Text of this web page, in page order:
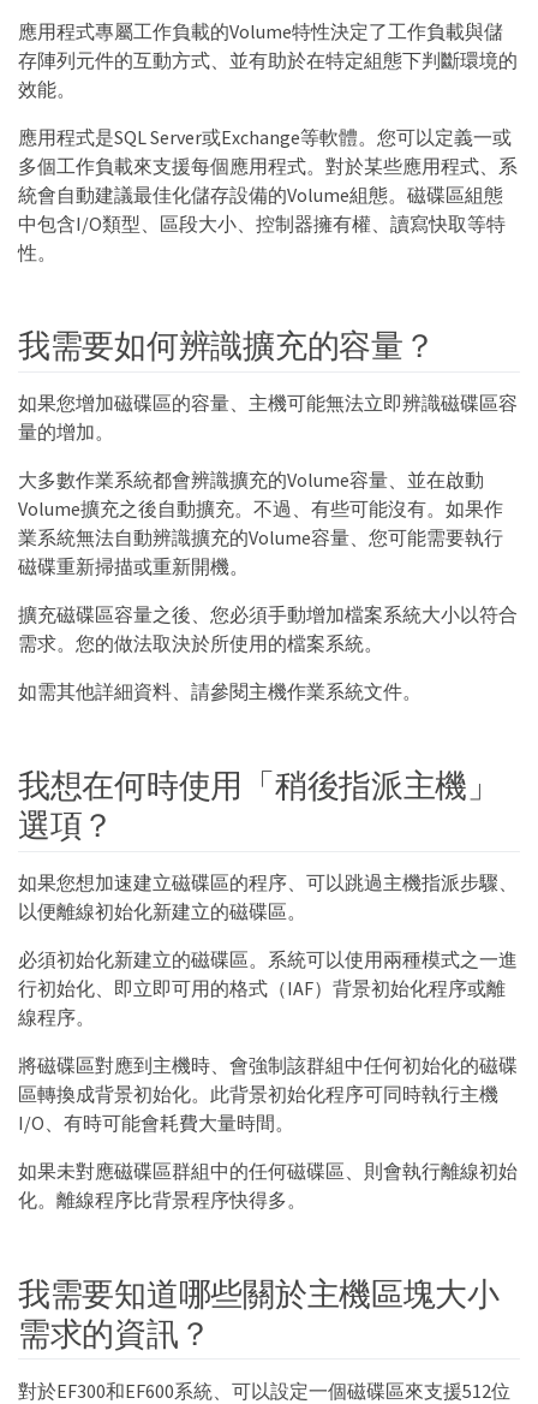
應用程式專屬工作負載的Volume特性決定了工作負載與儲
存陣列元件的互動方式、並有助於在特定組態下判斷環境的
效能。
應用程式是SQL Server或Exchange等軟體。您可以定義一或
多個工作負載來支援每個應用程式。對於某些應用程式、系
統會自動建議最佳化儲存設備的Volume組態。磁碟區組態
中包含I/O類型、區段大小、控制器擁有權、讀寫快取等特
性。
我需要如何辨識擴充的容量？
如果您增加磁碟區的容量、主機可能無法立即辨識磁碟區容
量的增加。
大多數作業系統都會辨識擴充的Volume容量、並在啟動
Volume擴充之後自動擴充。不過、有些可能沒有。如果作
業系統無法自動辨識擴充的Volume容量、您可能需要執行
磁碟重新掃描或重新開機。
擴充磁碟區容量之後、您必須手動增加檔案系統大小以符合
需求。您的做法取決於所使用的檔案系統。
如需其他詳細資料、請參閱主機作業系統文件。
我想在何時使用「稍後指派主機」
選項？
如果您想加速建立磁碟區的程序、可以跳過主機指派步驟、
以便離線初始化新建立的磁碟區。
必須初始化新建立的磁碟區。系統可以使用兩種模式之一進
行初始化、即立即可用的格式（IAF）背景初始化程序或離
線程序。
將磁碟區對應到主機時、會強制該群組中任何初始化的磁碟
區轉換成背景初始化。此背景初始化程序可同時執行主機
I/O、有時可能會耗費大量時間。
如果未對應磁碟區群組中的任何磁碟區、則會執行離線初始
化。離線程序比背景程序快得多。
我需要知道哪些關於主機區塊大小
需求的資訊？
對於EF300和EF600系統、可以設定一個磁碟區來支援512位